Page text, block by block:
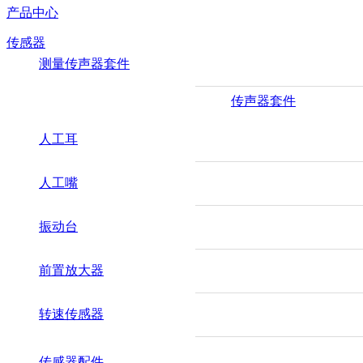
产品中心
传感器
测量传声器套件
传声器套件
人工耳
人工嘴
振动台
前置放大器
转速传感器